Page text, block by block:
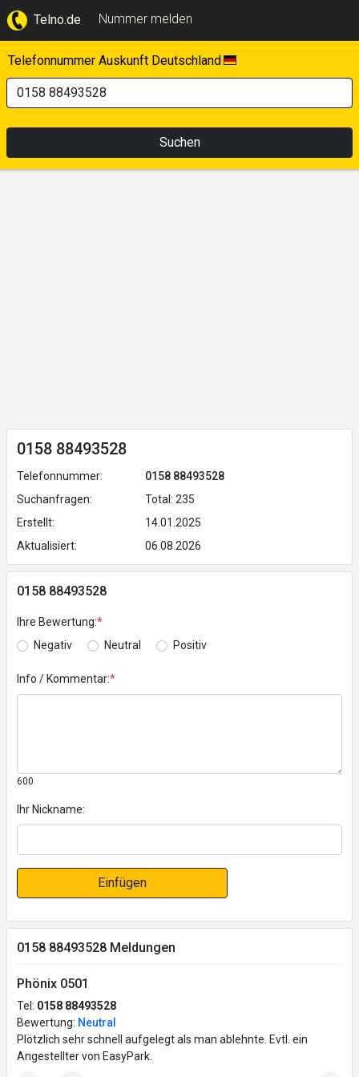
Telno.de Nummer melden
Telefonnummer Auskunft Deutschland
Suchen
0158 88493528
Telefonnummer:
0158 88493528
Suchanfragen:
Total: 235
Erstellt:
14.01.2025
Aktualisiert:
06.08.2026
0158 88493528
Ihre Bewertung:*
Negativ
Neutral Positiv
Info / Kommentar:*
600
Ihr Nickname:
Einfügen
0158 88493528 Meldungen
Phönix 0501
Tel: 0158 88493528
Bewertung: Neutral
Plötzlich sehr schnell aufgelegt als man ablehnte. Evtl. ein
Angestellter von EasyPark.